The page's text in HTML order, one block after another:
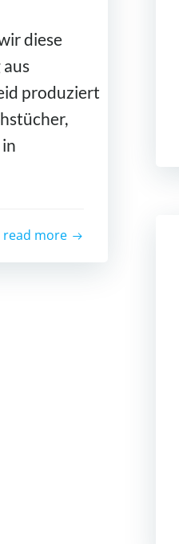
diese
produziert
read more